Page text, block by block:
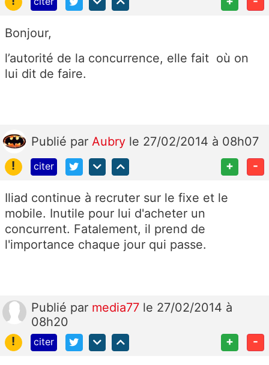
Bonjour,
l’autorité de la concurrence, elle fait où on
lui dit de faire.
Publié par Aubry le 27/02/2014 à 08h07
!
citer + -
Iliad continue à recruter sur le fixe et le
mobile. Inutile pour lui d'acheter un
concurrent. Fatalement, il prend de
l'importance chaque jour qui passe.
Publié par media77 le 27/02/2014 à
08h20
!
citer + -